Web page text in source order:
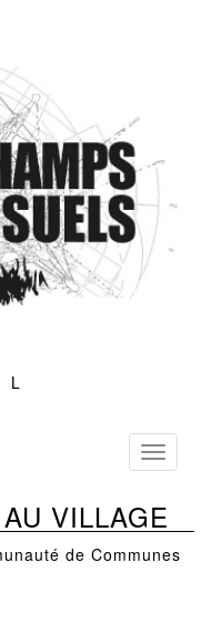
Toggle
VILLAGE
de Communes